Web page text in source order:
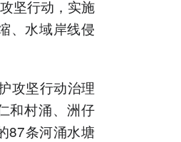
坚行动，实施
、水域岸线侵
攻坚行动治理
和村涌、洲仔
87条河涌水塘